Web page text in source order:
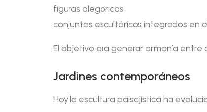
figuras alegóricas
conjuntos escultóricos integrados en
El objetivo era generar armonía
Jardines contemporáneos
Hoy la escultura paisajística ha